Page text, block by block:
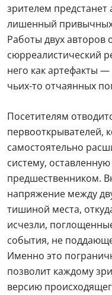
зрителем
лишенный
Работы двух
сюрреалистический
него как артефакты
чьих-то отчаянных
Посетителям
первооткрывателей,
самостоятельно
систему,
предшественником.
напряжение между
тишиной места,
исчезли,
события, не
Именно это
позволит каждому
версию